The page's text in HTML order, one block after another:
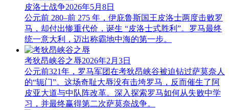
皮洛士战争2026年5月8日
公元前 280–前 275 年，伊庇鲁斯国王皮洛士两度击败罗
马，却付出惨重代价，诞生 “皮洛士式胜利”。罗马最终
统一意大利，迈出称霸地中海的第一步。
考狄昂峡谷之辱2026年2月3日
公元前321年，罗马军团在考狄昂峡谷被迫钻过萨莫奈人
的“轭门”。这场奇耻大辱没有击垮罗马，反而催生了阿
皮亚大道与中队阵改革。深入探索罗马如何从失败中学
习，并最终赢得第二次萨莫奈战争。